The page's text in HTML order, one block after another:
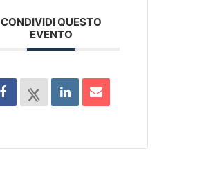
CONDIVIDI QUESTO
EVENTO